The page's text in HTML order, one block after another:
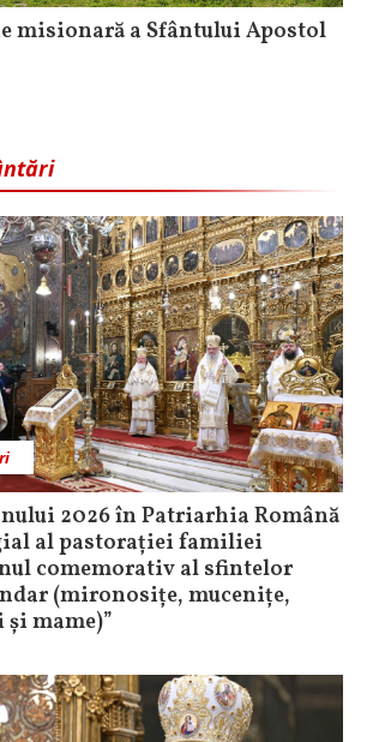
misionară a Sfântului Apostol
2026 în Patriarhia Română
al pastorației familiei
comemorativ al sfintelor
(mironosițe, mucenițe,
mame)”